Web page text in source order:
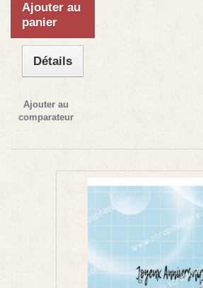
Ajouter au
panier
Détails
Ajouter au
comparateur